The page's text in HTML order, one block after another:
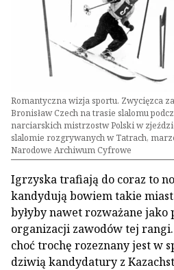
Romantyczna wizja sportu. Zwycięzca
Bronisław Czech na trasie slalomu
narciarskich mistrzostw Polski w
slalomie rozgrywanych w Tatrach,
Narodowe Archiwum Cyfrowe
Igrzyska trafiają do coraz to
kandydują bowiem takie
byłyby nawet rozważane jako
organizacji zawodów tej
choć trochę rozeznany jest w
dziwią kandydatury z